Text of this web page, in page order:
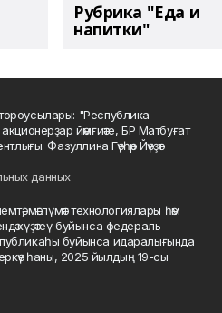
Рубрика "Еда и
напитки"
"Республика
йәмғиәте, БР Матбуғат
Фазуллина Гәүһәр Йәүҙәт
данных
мәғлүмәт технологиялары һәм
күҙәтеү буйынса федераль
буйынса идаралығында
һаны, 2025 йылдың 19-сы